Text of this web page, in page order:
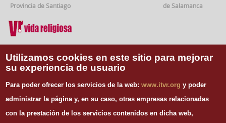
Provincia de Santiago
de Salamanca
Vida Religiosa
Instituto Teológico de Vida Religiosa
Escuela Regina Apostolorum
Utilizamos cookies en este sitio para mejorar
su experiencia de usuario
Para poder ofrecer los servicios de la web:www.itvr.org y poder
administrar la página y, en su caso, otras empresas relacionadas
con la prestación de los servicios contenidos en dicha web,